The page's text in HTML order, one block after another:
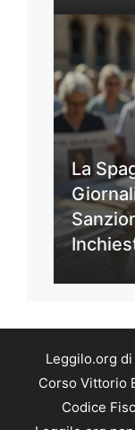
La
Leggilo.org di
Corso Vittorio
Codice